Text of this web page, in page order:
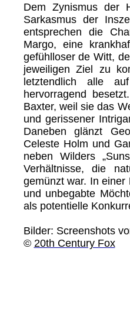
Dem Zynismus der
Sarkasmus der
entsprechen die
Margo, eine
gefühlloser de Witt,
jeweiligen Ziel zu
letztendlich alle
hervorragend
Baxter, weil sie das
und gerissener
Daneben glänzt
Celeste Holm und
neben Wilders
Verhältnisse, die
gemünzt war. In
und unbegabte
als potentielle
Bilder: Screenshots
© 20th Century Fox